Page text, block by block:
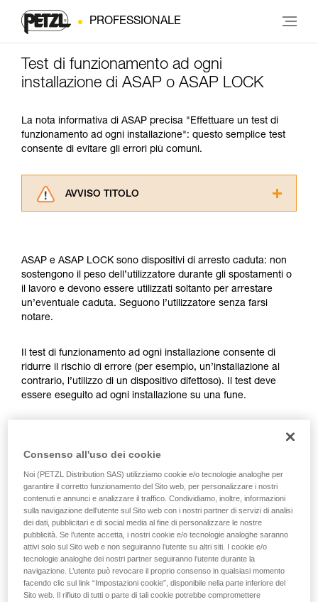
PROFESSIONALE
Test di funzionamento ad ogni
installazione di ASAP o ASAP LOCK
La nota informativa di ASAP precisa "Effettuare un test di
funzionamento ad ogni installazione": questo semplice test
consente di evitare gli errori più comuni.
AVVISO TITOLO
informazioni dell’istruzione tecnica per poter
capire queste ulteriori informazioni.
La padronanza di queste tecniche richiede una
formazione ed un addestramento specifico.
sicurezza, prima di riprodurla autonomamente.
Forniamo esempi di tecniche relative alla vostra
attività. Ne possono esistere altre che non
vengono qui descritte.
ASAP e ASAP LOCK sono dispositivi di arresto caduta: non
sostengono il peso dell’utilizzatore durante gli spostamenti o
il lavoro e devono essere utilizzati soltanto per arrestare
un’eventuale caduta. Seguono l’utilizzatore senza farsi
notare.
Il test di funzionamento ad ogni installazione consente di
ridurre il rischio di errore (per esempio, un’installazione al
contrario, l’utilizzo di un dispositivo difettoso). Il test deve
essere eseguito ad ogni installazione su una fune.
Una volta posizionato sulla fune l’ASAP o ASAP LOCK, far
scorrere rapidamente il dispositivo verso il basso. Un
movimento rapido della mano consente di raggiungere
facilmente la velocità di 2 m/s, il dispositivo deve bloccare.
Se non blocca, controllare l’installazione o ispezionare lo
stato del dispositivo.
Consenso all'uso dei cookie
Noi (PETZL Distribution SAS) utilizziamo cookie e/o tecnologie analoghe per
garantire il corretto funzionamento del Sito web, per personalizzare i nostri
contenuti e annunci e analizzare il traffico. Condividiamo, inoltre, informazioni
sulla navigazione dell’utente sul Sito web con i nostri partner di servizi di analisi
dei dati, pubblicitari e di social media al fine di personalizzare le nostre
pubblicità. Se l’utente accetta, i nostri cookie e/o tecnologie analoghe saranno
attivi solo sul Sito web e non seguiranno l’utente su altri siti. I cookie e/o
tecnologie analoghe dei nostri partner seguiranno l’utente durante la
navigazione. L’utente può revocare il proprio consenso in qualsiasi momento
facendo clic sul link “Impostazioni cookie”, disponibile nella parte inferiore del
Sito web. Il rifiuto di tutti o parte di tali cookie potrebbe compromettere